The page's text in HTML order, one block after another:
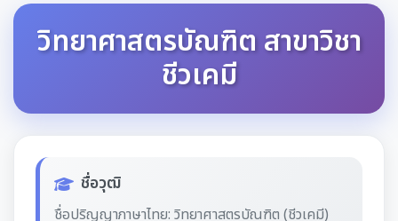
วิทยาศาสตรบัณฑิต สาขาวิชา
ชีวเคมี
ชื่อวุฒิ
ชื่อปริญญาภาษาไทย: วิทยาศาสตรบัณฑิต (ชีวเคมี)